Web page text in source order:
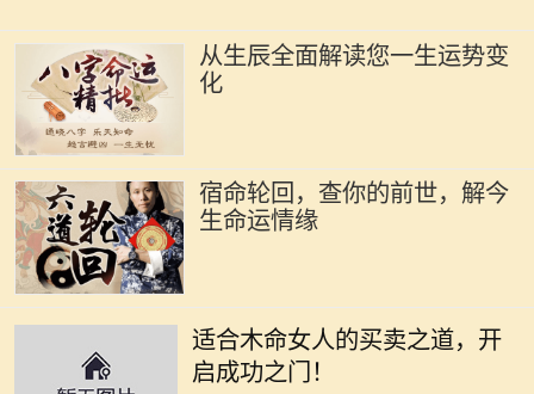
从生辰全面解读您一生运势变
化
宿命轮回，查你的前世，解今
生命运情缘
适合木命女人的买卖之道，开
启成功之门！
力，她们通常具有强烈的好奇心和创
造精神，适合从事与艺术、教育、咨
询等相关的行业。本文将深入探讨木